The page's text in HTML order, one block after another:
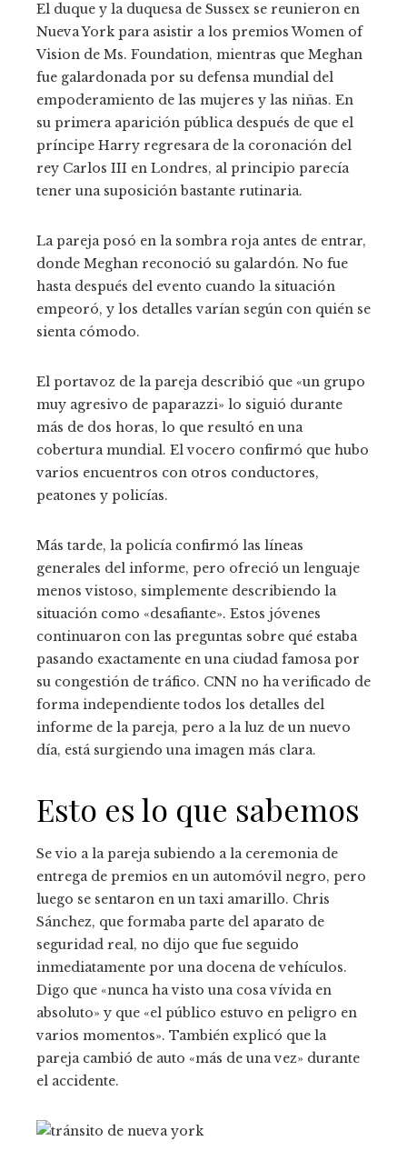
El duque y la duquesa de Sussex se reunieron en
Nueva York para asistir a los premios Women of
Vision de Ms. Foundation, mientras que Meghan
fue galardonada por su defensa mundial del
empoderamiento de las mujeres y las niñas. En
su primera aparición pública después de que el
príncipe Harry regresara de la coronación del
rey Carlos III en Londres, al principio parecía
tener una suposición bastante rutinaria.
La pareja posó en la sombra roja antes de entrar,
donde Meghan reconoció su galardón. No fue
hasta después del evento cuando la situación
empeoró, y los detalles varían según con quién se
sienta cómodo.
El portavoz de la pareja describió que «un grupo
muy agresivo de paparazzi» lo siguió durante
más de dos horas, lo que resultó en una
cobertura mundial. El vocero confirmó que hubo
varios encuentros con otros conductores,
peatones y policías.
Más tarde, la policía confirmó las líneas
generales del informe, pero ofreció un lenguaje
menos vistoso, simplemente describiendo la
situación como «desafiante». Estos jóvenes
continuaron con las preguntas sobre qué estaba
pasando exactamente en una ciudad famosa por
su congestión de tráfico. CNN no ha verificado de
forma independiente todos los detalles del
informe de la pareja, pero a la luz de un nuevo
día, está surgiendo una imagen más clara.
Esto es lo que sabemos
Se vio a la pareja subiendo a la ceremonia de
entrega de premios en un automóvil negro, pero
luego se sentaron en un taxi amarillo. Chris
Sánchez, que formaba parte del aparato de
seguridad real, no dijo que fue seguido
inmediatamente por una docena de vehículos.
Digo que «nunca ha visto una cosa vívida en
absoluto» y que «el público estuvo en peligro en
varios momentos». También explicó que la
pareja cambió de auto «más de una vez» durante
el accidente.